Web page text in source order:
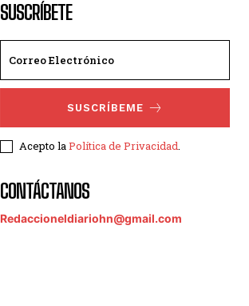
SUSCRÍBETE
SUSCRÍBEME
Acepto laPolítica de Privacidad.
CONTÁCTANOS
Redaccioneldiariohn@gmail.com